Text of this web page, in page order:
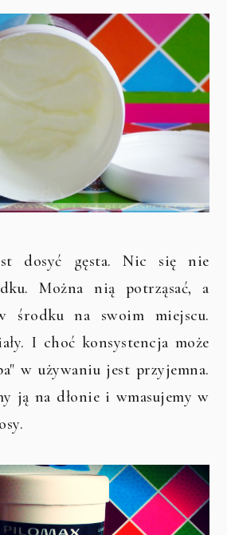
dosyć gęsta. Nic się nie
Można nią potrząsać, a
środku na swoim miejscu.
I choć konsystencja może
w używaniu jest przyjemna.
ją na dłonie i wmasujemy w